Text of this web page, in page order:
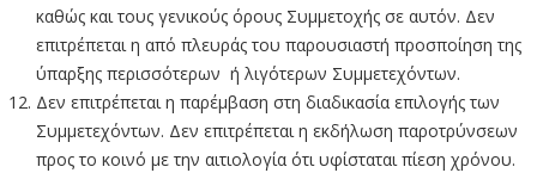
καθώς και τους γενικούς όρους Συμμετοχής σε αυτόν. Δεν
επιτρέπεται η από πλευράς του παρουσιαστή προσποίηση της
ύπαρξης περισσότερων ή λιγότερων Συμμετεχόντων.
Δεν επιτρέπεται η παρέμβαση στη διαδικασία επιλογής των
Συμμετεχόντων. Δεν επιτρέπεται η εκδήλωση παροτρύνσεων
προς το κοινό με την αιτιολογία ότι υφίσταται πίεση χρόνου.